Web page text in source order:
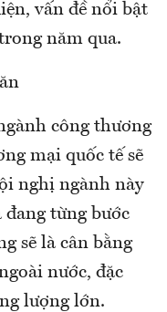
vấn đề nổi bật
năm qua.
công thương
mại quốc tế sẽ
nghị ngành này
đang từng bước
sẽ là cân bằng
nước, đặc
lượng lớn.